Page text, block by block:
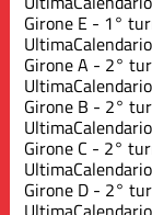
Girone E - 1°
UltimaCalendario
Girone A - 2°
UltimaCalendario
Girone B - 2°
UltimaCalendario
Girone C - 2°
UltimaCalendario
Girone D - 2°